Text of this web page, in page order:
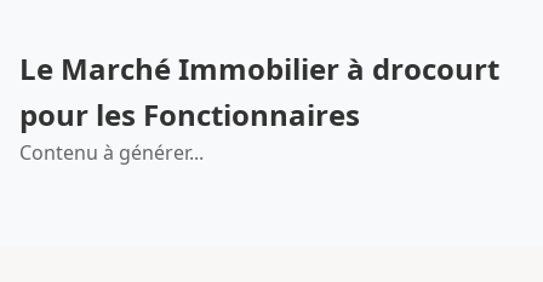
Le Marché Immobilier à drocourt
pour les Fonctionnaires
Contenu à générer...